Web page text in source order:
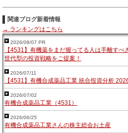
関連ブログ新着情報
→ ランキングはこちら
2026/08/07 PR
【4531】有機薬をまだ握ってる人は手離す
世代型の投資戦略をご提案！
2026/07/11
【4531】有機合成薬品工業 統合投資分析
2026/07/02
有機合成薬品工業（4531）
2026/06/25
有機合成薬品工業さんの株主総会お土産